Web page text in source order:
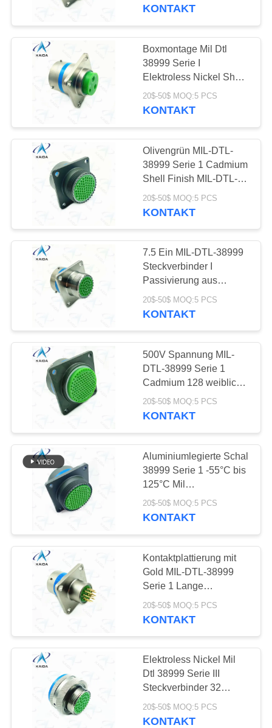
NEUIGKEITEN
RECHTSSACHEN
BITTE UM
ANGEBOT
SITEMAP
PRIVACY
POLICY
Kreisförmiges
elektrisches
Steckverbinder
Mit einer Breite von
mehr als 20 mm
45
J14 Steckverbinder
Verbindungen aus
Glasfasern
11
Verbindungszubehör
KONTAKT
Boxmontage Mil Dtl
38999 Serie I
Elektroless Nickel Shell
Mil Dtl
38999m.MS27505E15F03PN
20$-50$ MOQ:5 PCS
KONTAKT
Olivengrün MIL-DTL-
38999 Serie 1 Cadmium
Shell Finish MIL-DTL-
38999 Steckverbinder
20$-50$ MOQ:5 PCS
KONTAKT
7.5 Ein MIL-DTL-38999
Steckverbinder I
Passivierung aus
Edelstahl Mil D 38999
20$-50$ MOQ:5 PCS
KONTAKT
500V Spannung MIL-
DTL-38999 Serie 1
Cadmium 128 weibliche
Pins Mil Dtl
38999l.MS27505E25B35P
20$-50$ MOQ:5 PCS
KONTAKT
Aluminiumlegierte Schal
38999 Serie 1 -55°C bis
125°C Mil
Kreisverbindungen
38999
20$-50$ MOQ:5 PCS
KONTAKT
Kontaktplattierung mit
Gold MIL-DTL-38999
Serie 1 Lange
Leiterplatte D38999
Serie I
20$-50$ MOQ:5 PCS
KONTAKT
Elektroless Nickel Mil
Dtl 38999 Serie III
Steckverbinder 32
männliche Stifte 38999
Serie 3
20$-50$ MOQ:5 PCS
KONTAKT